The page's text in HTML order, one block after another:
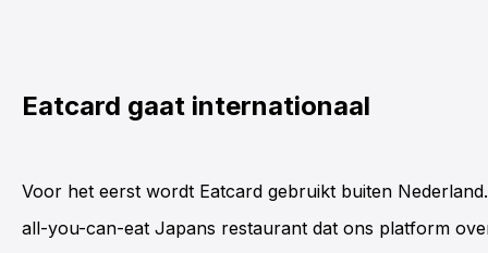
Eatcard gaat internationaal
Voor het eerst wordt Eatcard gebruikt buiten
all-you-can-eat Japans restaurant dat ons platform